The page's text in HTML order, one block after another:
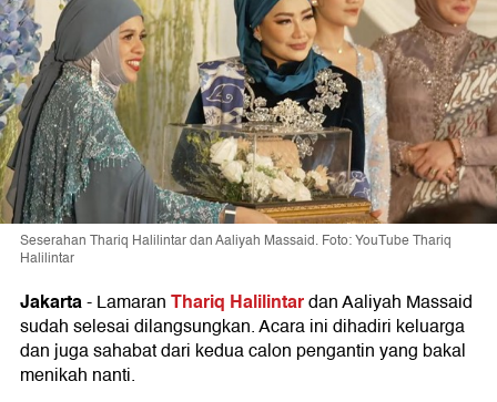
Seserahan Thariq Halilintar dan Aaliyah Massaid. Foto: YouTube Thariq
Halilintar
Jakarta-LamaranThariq Halilintardan Aaliyah Massaid
sudah selesai dilangsungkan. Acara ini dihadiri keluarga
dan juga sahabat dari kedua calon pengantin yang bakal
menikah nanti.